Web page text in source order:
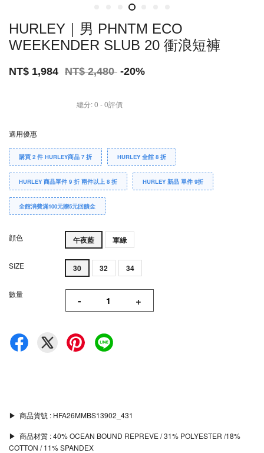
HURLEY｜男 PHNTM ECO
WEEKENDER SLUB 20 衝浪短褲
NT$ 1,984 NT$ 2,480 -20%
總分:0 -0評價
適用優惠
購買 2 件 HURLEY商品 7 折 HURLEY 全館 8 折
HURLEY 商品單件 9 折 兩件以上 8 折 HURLEY 新品 單件 9折
全館消費滿100元贈5元回饋金
顔色 午夜藍 軍綠
SIZE 30 32 34
數量 - +
▶︎ 商品貨號 : HFA26MMBS13902_431
▶︎ 商品材質 : 40% OCEAN BOUND REPREVE / 31% POLYESTER /18%
COTTON / 11% SPANDEX